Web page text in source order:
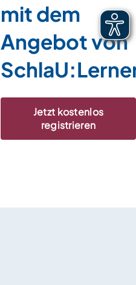
mit dem
Angebot von
Jetzt kostenlos
registrieren